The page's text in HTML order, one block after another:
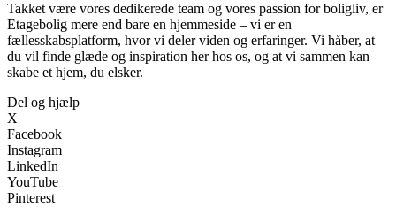
Takket være vores dedikerede team og vores passion for boligliv, er
Etagebolig mere end bare en hjemmeside – vi er en
fællesskabsplatform, hvor vi deler viden og erfaringer. Vi håber, at
du vil finde glæde og inspiration her hos os, og at vi sammen kan
skabe et hjem, du elsker.
Del og hjælp
X
Facebook
Instagram
LinkedIn
YouTube
Pinterest